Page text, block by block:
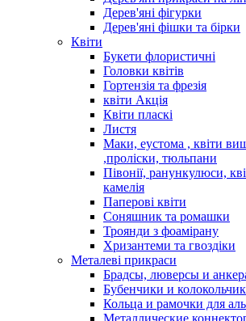
Дерев'яні фігурки
Дерев'яні фішки та бірки
Квіти
Букети флористичні
Головки квітів
Гортензія та фрезія
квіти Акція
Квіти пласкі
Листя
Маки, еустома , квіти
,проліски, тюльпани
Півонії, ранункулюси,
камелія
Паперові квіти
Соняшник та ромашки
Троянди з фоамірану
Хризантеми та гвоздіки
Металеві прикраси
Брадсы, люверсы и
Бубенчики и
Кольца и рамочки для
Металлические